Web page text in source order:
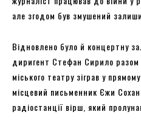
але згодом був змушений
Відновлено було й концертну
диригент Стефан Сирило разом
міського театру зіграв у
місцевий письменник Єжи
радіостанції вірш, який